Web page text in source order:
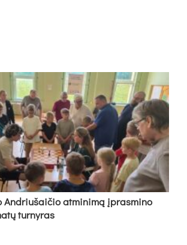
And­riu­šai­čio at­mi­ni­mą įpras­mi­no
tur­ny­ras